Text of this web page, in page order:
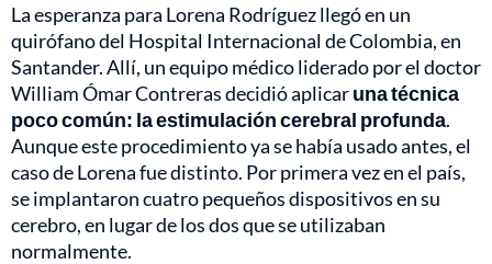
La esperanza para Lorena Rodríguez llegó en un
quirófano del Hospital Internacional de Colombia, en
Santander. Allí, un equipo médico liderado por el doctor
William Ómar Contreras decidió aplicaruna técnica
poco común: la estimulación cerebral profunda.
Aunque este procedimiento ya se había usado antes, el
caso de Lorena fue distinto. Por primera vez en el país,
se implantaron cuatro pequeños dispositivos en su
cerebro, en lugar de los dos que se utilizaban
normalmente.